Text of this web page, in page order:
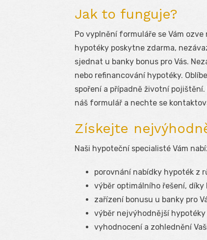
Jak to funguje?
Po vyplnění formuláře se Vám
hypotéky poskytne zdarma,
sjednat u banky bonus pro Vás.
nebo refinancování hypotéky.
spoření a případně životní
náš formulář a nechte se
Získejte
Naši hypoteční specialisté Vám
porovnání nabídky hypoték z
výběr optimálního řešení,
zařízení bonusu u banky pro
výběr nejvýhodnější
vyhodnocení a zohlednění